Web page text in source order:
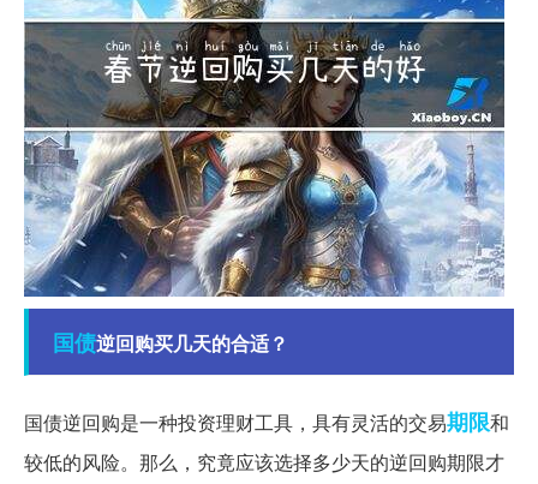
国债逆回购买几天的合适？
国债逆回购是一种投资理财工具，具有灵活的交易期限和
较低的风险。那么，究竟应该选择多少天的逆回购期限才